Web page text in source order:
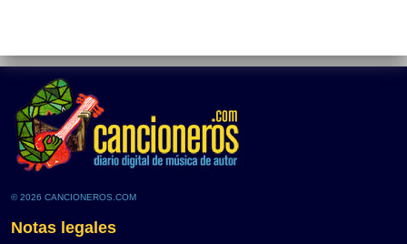
© 2026 CANCIONEROS.COM
Notas legales